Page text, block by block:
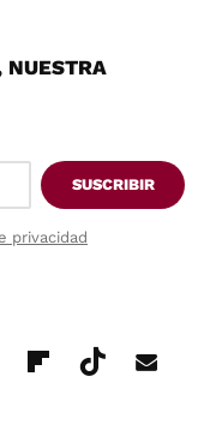
NUESTRA
SUSCRIBIR
privacidad